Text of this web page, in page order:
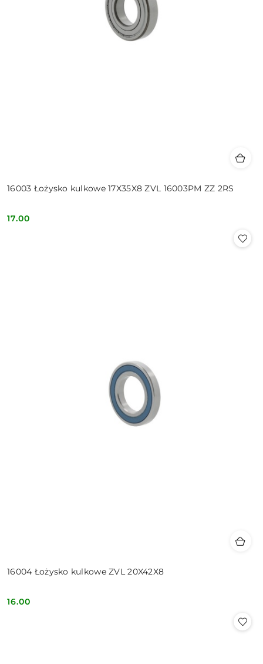
16003 Łożysko kulkowe 17X35X8 ZVL 16003PM ZZ 2RS
Cena:
17.00
16004 Łożysko kulkowe ZVL 20X42X8
Cena:
16.00